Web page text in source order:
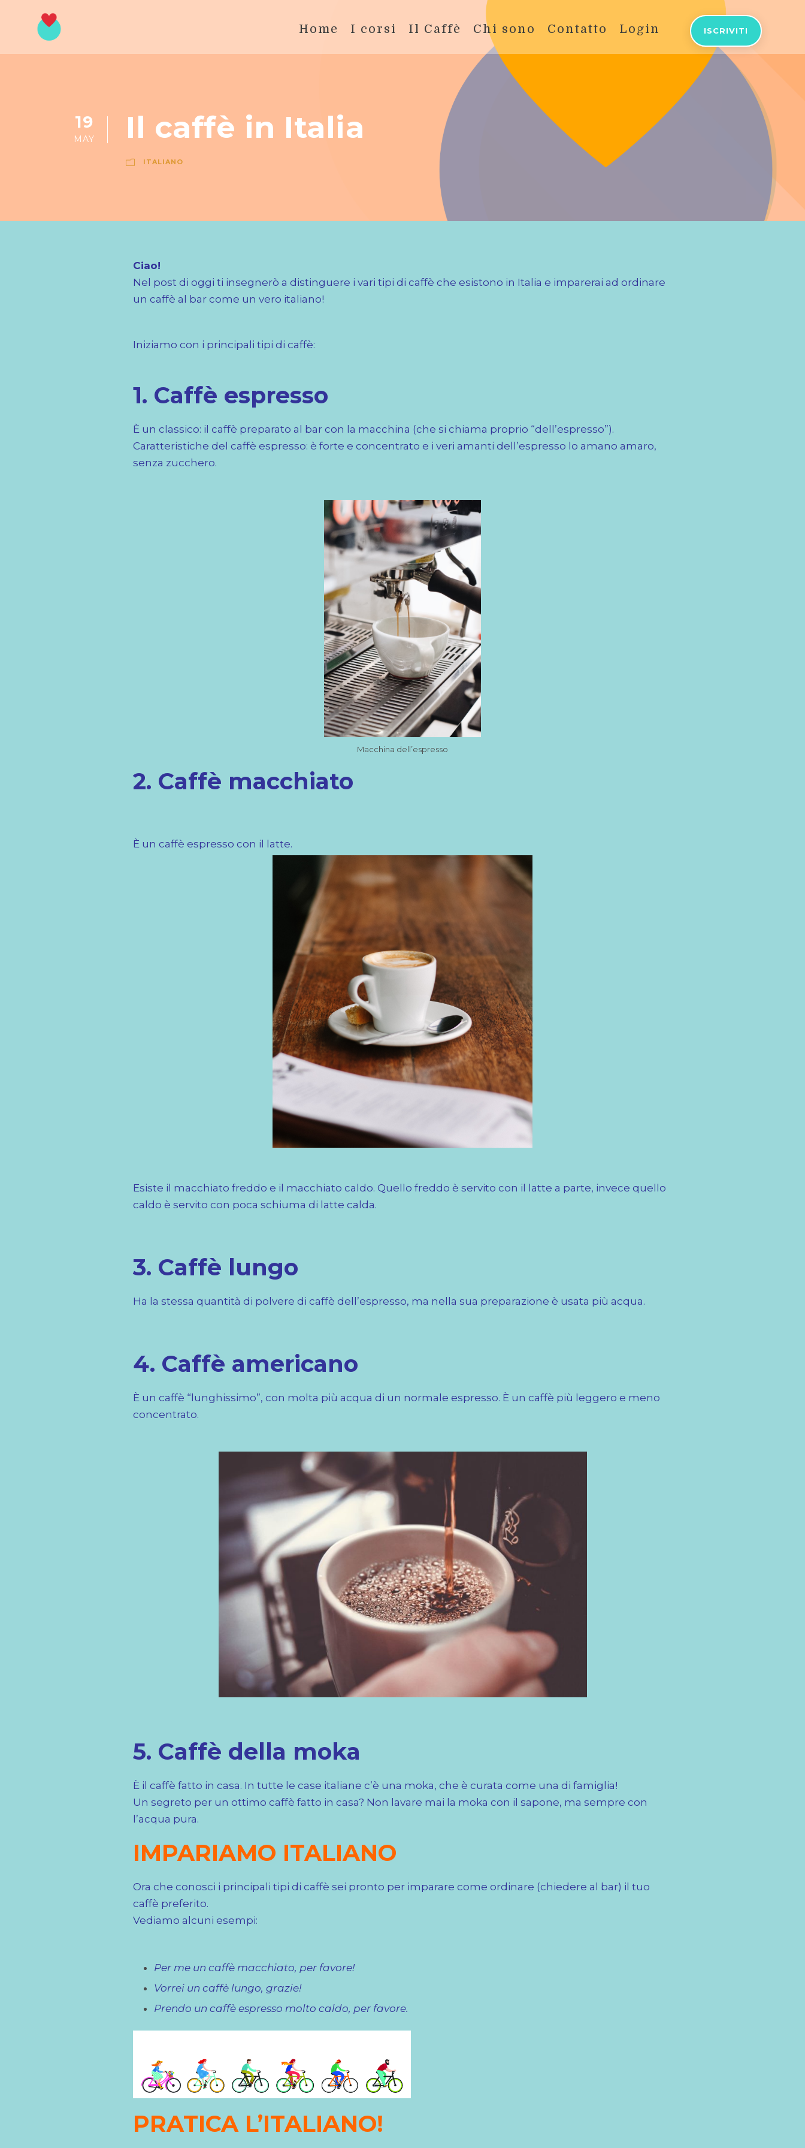
Home I corsi Il Caffè Chi sono Contatto Login ISCRIVITI
19
MAY Il caffè in Italia
ITALIANO
Ciao!
Nel post di oggi ti insegnerò a distinguere i vari tipi di caffè che esistono in Italia e imparerai ad ordinare
un caffè al bar come un vero italiano!
Iniziamo con i principali tipi di caffè:
1. Caffè espresso
È un classico: il caffè preparato al bar con la macchina (che si chiama proprio “dell’espresso”).
Caratteristiche del caffè espresso: è forte e concentrato e i veri amanti dell’espresso lo amano amaro,
senza zucchero.
Macchina dell’espresso
2. Caffè macchiato
È un caffè espresso con il latte.
Esiste il macchiato freddo e il macchiato caldo. Quello freddo è servito con il latte a parte, invece quello
caldo è servito con poca schiuma di latte calda.
3. Caffè lungo
Ha la stessa quantità di polvere di caffè dell’espresso, ma nella sua preparazione è usata più acqua.
4. Caffè americano
È un caffè “lunghissimo”, con molta più acqua di un normale espresso. È un caffè più leggero e meno
concentrato.
5. Caffè della moka
È il caffè fatto in casa. In tutte le case italiane c’è una moka, che è curata come una di famiglia!
Un segreto per un ottimo caffè fatto in casa? Non lavare mai la moka con il sapone, ma sempre con
l’acqua pura.
IMPARIAMO ITALIANO
Ora che conosci i principali tipi di caffè sei pronto per imparare come ordinare (chiedere al bar) il tuo
caffè preferito.
Vediamo alcuni esempi:
Per me un caffè macchiato, per favore!
Vorrei un caffè lungo, grazie!
Prendo un caffè espresso molto caldo, per favore.
PRATICA L’ITALIANO!